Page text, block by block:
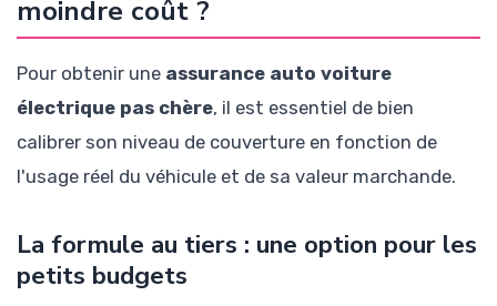
moindre coût ?
Pour obtenir une assurance auto voiture
électrique pas chère, il est essentiel de bien
calibrer son niveau de couverture en fonction de
l'usage réel du véhicule et de sa valeur marchande.
La formule au tiers : une option pour les
petits budgets